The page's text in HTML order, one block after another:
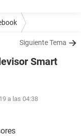
Siguiente Tema
Smart
a las 04:38